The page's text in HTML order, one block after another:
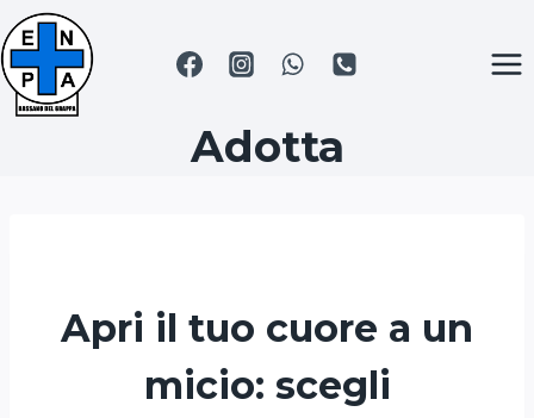
Salta
al
contenuto
Adotta
Apri il tuo cuore a un
micio: scegli